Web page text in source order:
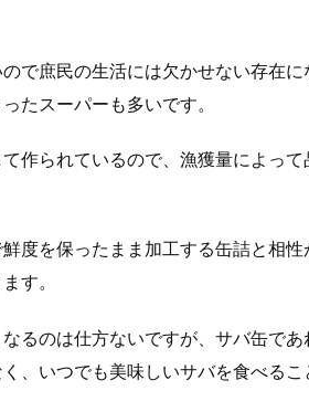
で庶民の生活には欠かせない存在
たスーパーも多いです。
作られているので、漁獲量によっ
度を保ったまま加工する缶詰と相
す。
るのは仕方ないですが、サバ缶であ
、いつでも美味しいサバを食べるこ